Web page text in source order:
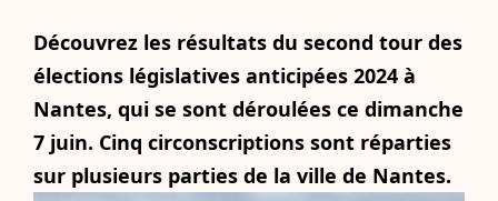
Découvrez les résultats du second tour des
élections législatives anticipées 2024 à
Nantes, qui se sont déroulées ce dimanche
7 juin. Cinq circonscriptions sont réparties
sur plusieurs parties de la ville de Nantes.